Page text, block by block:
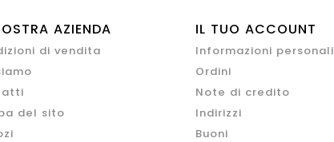
AZIENDA
di vendita
del sito
IL TUO ACCOUNT
Informazioni personali
Ordini
Note di credito
Indirizzi
Buoni